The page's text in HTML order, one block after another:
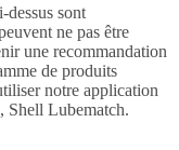
dessus sont
ne pas être
une recommandation
de produits
notre application
Shell Lubematch.